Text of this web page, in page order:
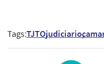
Tags:TJTOjudiciario